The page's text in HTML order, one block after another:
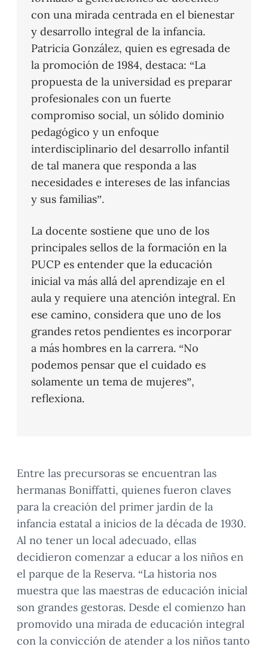
con una mirada centrada en el bienestar
y desarrollo integral de la infancia.
Patricia González, quien es egresada de
la promoción de 1984, destaca: “La
propuesta de la universidad es preparar
profesionales con un fuerte
compromiso social, un sólido dominio
pedagógico y un enfoque
interdisciplinario del desarrollo infantil
de tal manera que responda a las
necesidades e intereses de las infancias
y sus familias”.
La docente sostiene que uno de los
principales sellos de la formación en la
PUCP es entender que la educación
inicial va más allá del aprendizaje en el
aula y requiere una atención integral. En
ese camino, considera que uno de los
grandes retos pendientes es incorporar
a más hombres en la carrera. “No
podemos pensar que el cuidado es
solamente un tema de mujeres”,
reflexiona.
Entre las precursoras se encuentran las
hermanas Boniffatti, quienes fueron claves
para la creación del primer jardín de la
infancia estatal a inicios de la década de 1930.
Al no tener un local adecuado, ellas
decidieron comenzar a educar a los niños en
el parque de la Reserva. “La historia nos
muestra que las maestras de educación inicial
son grandes gestoras. Desde el comienzo han
promovido una mirada de educación integral
con la convicción de atender a los niños tanto